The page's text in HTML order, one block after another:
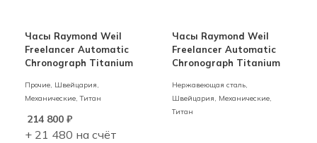
Часы Raymond Weil
Freelancer Automatic
Chronograph Titanium
Прочие, Швейцария,
Механические,Титан
214 800 ₽
+ 21 480 на счёт
Часы Raymond Weil
Freelancer Automatic
Chronograph Titanium
Нержавеющая сталь,
Швейцария, Механические,
Титан